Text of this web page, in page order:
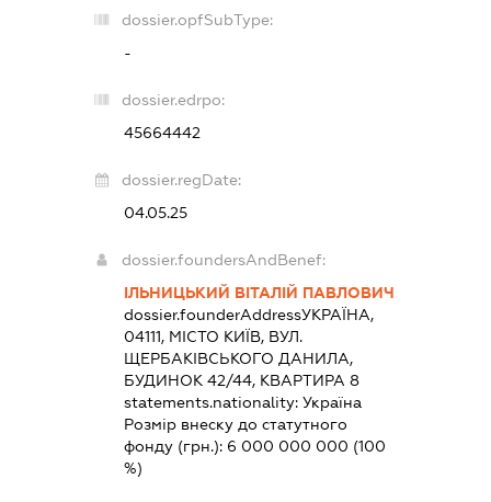
dossier.opfSubType:
-
dossier.edrpo:
45664442
dossier.regDate:
04.05.25
dossier.foundersAndBenef:
ІЛЬНИЦЬКИЙ ВІТАЛІЙ ПАВЛОВИЧ
dossier.founderAddressУКРАЇНА,
04111, МІСТО КИЇВ, ВУЛ.
ЩЕРБАКІВСЬКОГО ДАНИЛА,
БУДИНОК 42/44, КВАРТИРА 8
statements.nationality: Україна
Розмір внеску до статутного
фонду (грн.): 6 000 000 000 (100
%)